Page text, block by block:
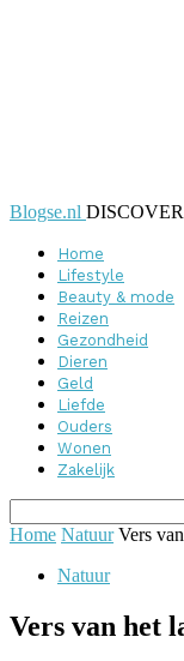
Blogse.nl
Home
Lifestyle
Beauty & mode
Reizen
Gezondheid
Dieren
Geld
Liefde
Ouders
Wonen
Zakelijk
Home Natuur Vers
Natuur
Vers van het